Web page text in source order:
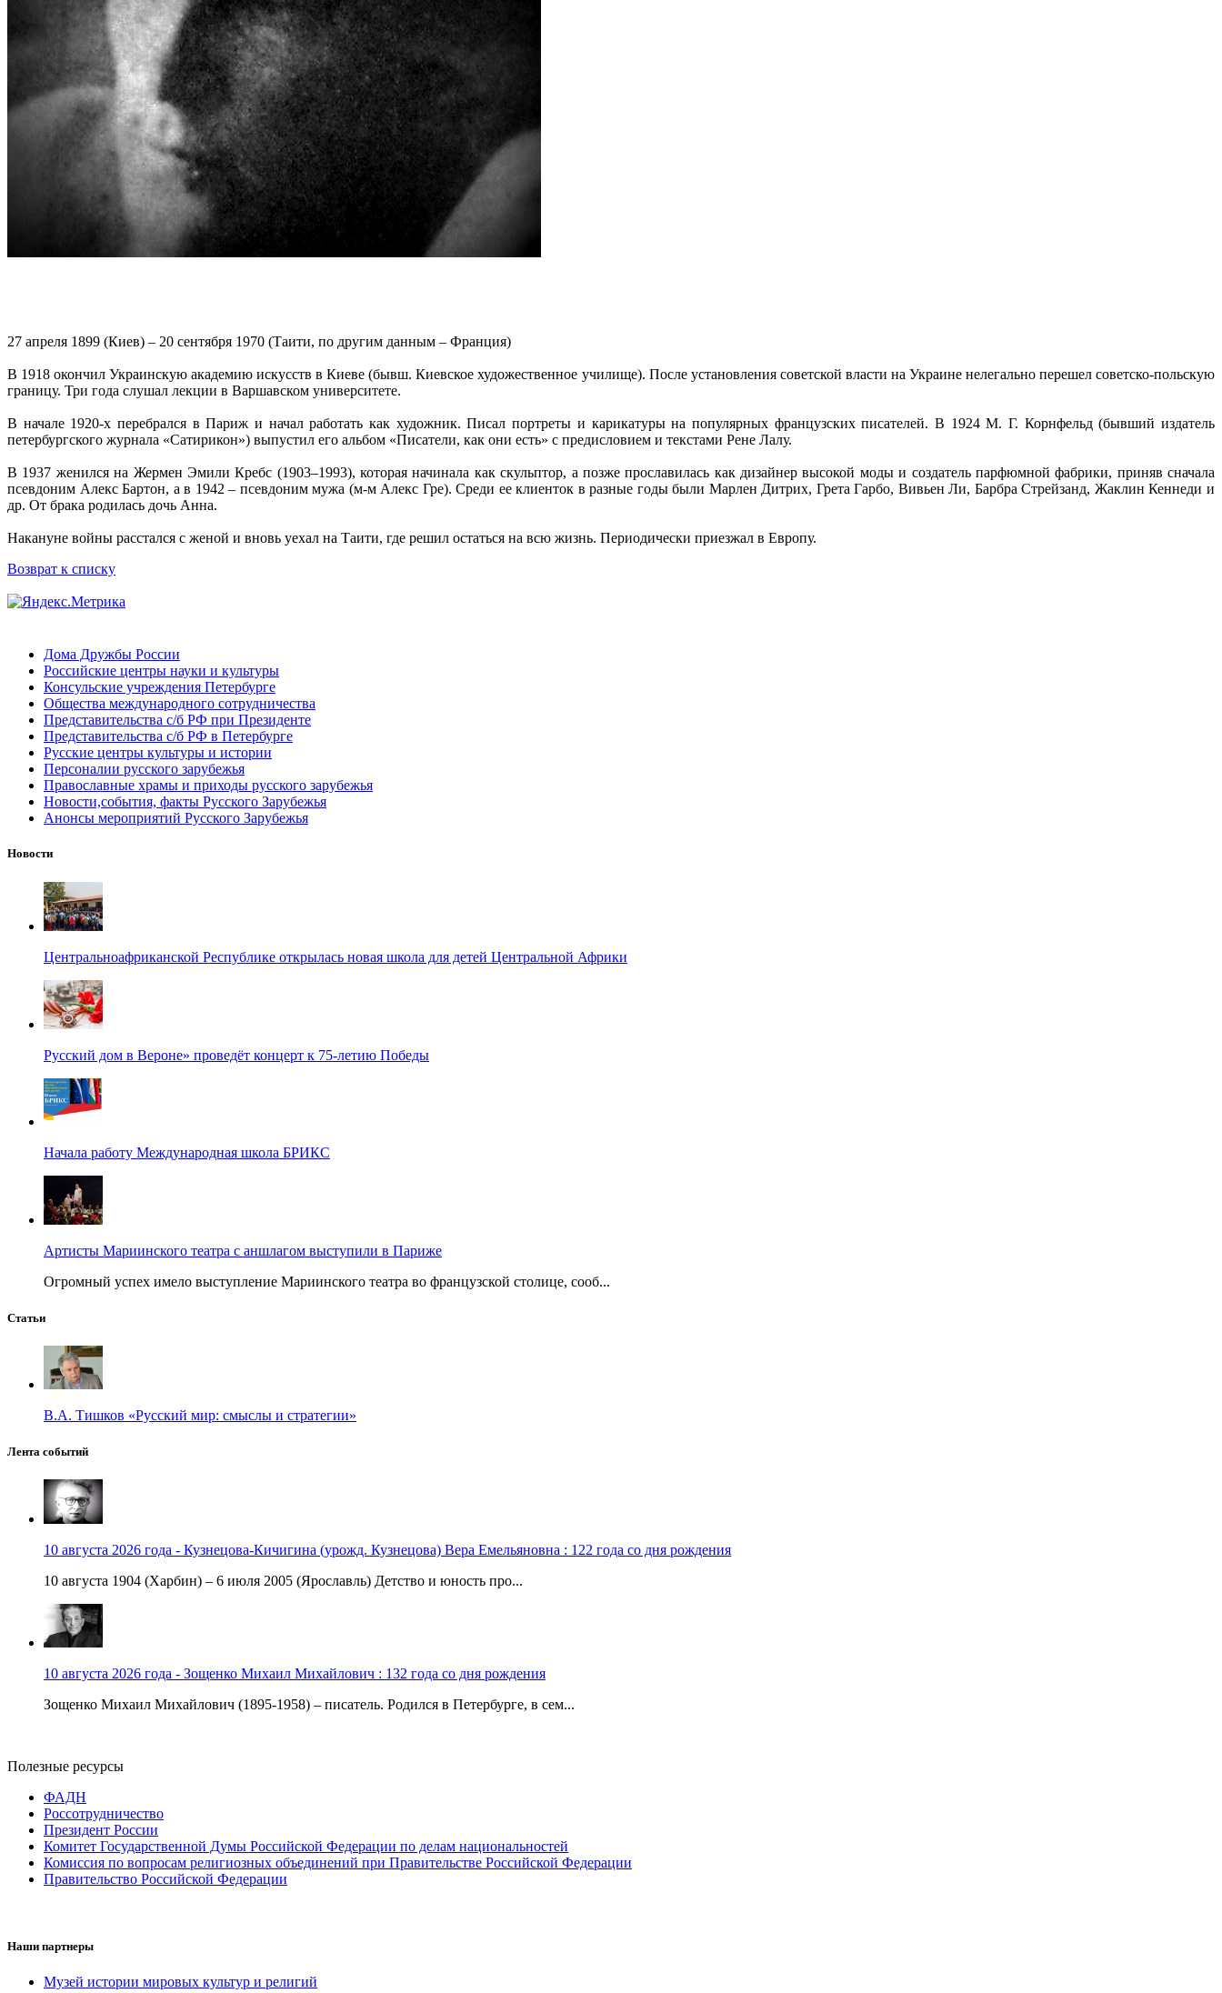
27 апреля 1899 (Киев) – 20 сентября 1970 (Таити, по другим данным – Франция)
В 1918 окончил Украинскую академию искусств в Киеве (бывш. Киевское художественное училище). После установления советской власти на Украине нелегально перешел советско-польскую
границу. Три года слушал лекции в Варшавском университете.
В начале 1920-х перебрался в Париж и начал работать как художник. Писал портреты и карикатуры на популярных французских писателей. В 1924 М. Г. Корнфельд (бывший издатель
петербургского журнала «Сатирикон») выпустил его альбом «Писатели, как они есть» с предисловием и текстами Рене Лалу.
В 1937 женился на Жермен Эмили Кребс (1903–1993), которая начинала как скульптор, а позже прославилась как дизайнер высокой моды и создатель парфюмной фабрики, приняв сначала
псевдоним Алекс Бартон, а в 1942 – псевдоним мужа (м-м Алекс Гре). Среди ее клиенток в разные годы были Марлен Дитрих, Грета Гарбо, Вивьен Ли, Барбра Стрейзанд, Жаклин Кеннеди и
др. От брака родилась дочь Анна.
Накануне войны расстался с женой и вновь уехал на Таити, где решил остаться на всю жизнь. Периодически приезжал в Европу.
Возврат к списку
Дома Дружбы России
Российские центры науки и культуры
Консульские учреждения Петербурге
Общества международного сотрудничества
Представительства с/б РФ при Президенте
Представительства с/б РФ в Петербурге
Русские центры культуры и истории
Персоналии русского зарубежья
Православные храмы и приходы русского зарубежья
Новости,события, факты Русского Зарубежья
Анонсы мероприятий Русского Зарубежья
Новости
Центральноафриканской Республике открылась новая школа для детей Центральной Африки
Русский дом в Вероне» проведёт концерт к 75-летию Победы
Начала работу Международная школа БРИКС
Артисты Мариинского театра с аншлагом выступили в Париже
Огромный успех имело выступление Мариинского театра во французской столице, сооб...
Статьи
В.А. Тишков «Русский мир: смыслы и стратегии»
Лента событий
10 августа 2026 года - Кузнецова-Кичигина (урожд. Кузнецова) Вера Емельяновна : 122 года со дня рождения
10 августа 1904 (Харбин) – 6 июля 2005 (Ярославль) Детство и юность про...
10 августа 2026 года - Зощенко Михаил Михайлович : 132 года со дня рождения
Зощенко Михаил Михайлович (1895-1958) – писатель. Родился в Петербурге, в сем...
Полезные ресурсы
ФАДН
Россотрудничество
Президент России
Комитет Государственной Думы Российской Федерации по делам национальностей
Комиссия по вопросам религиозных объединений при Правительстве Российской Федерации
Правительство Российской Федерации
Наши партнеры
Музей истории мировых культур и религий